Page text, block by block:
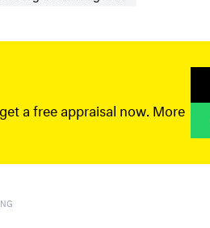
a free appraisal now. More